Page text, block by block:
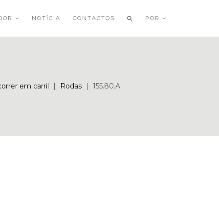
NOTÍCIA CONTACTOS POR
em carril | Rodas | 155.80.A